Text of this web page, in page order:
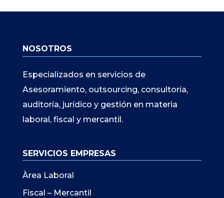
NOSOTROS
Especializados en servicios de
Asesoramiento, outsourcing, consultoría,
auditoría, jurídico y gestión en materia
laboral, fiscal y mercantil.
SERVICIOS EMPRESAS
Àrea Laboral
Fiscal – Mercantil